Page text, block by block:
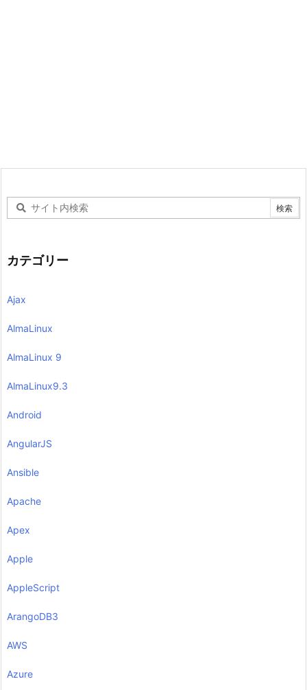
カテゴリー
Ajax
AlmaLinux
AlmaLinux 9
AlmaLinux9.3
Android
AngularJS
Ansible
Apache
Apex
Apple
AppleScript
ArangoDB3
AWS
Azure